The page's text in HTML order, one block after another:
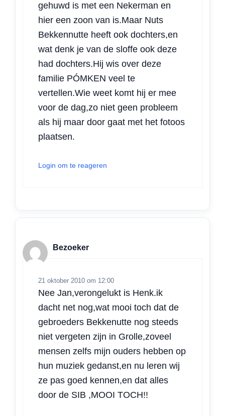
gehuwd is met een Nekerman en
hier een zoon van is.Maar Nuts
Bekkennutte heeft ook dochters,en
wat denk je van de sloffe ook deze
had dochters.Hij wis over deze
familie PÓMKEN veel te
vertellen.Wie weet komt hij er mee
voor de dag,zo niet geen probleem
als hij maar door gaat met het fotoos
plaatsen.
Login om te reageren
Bezoeker
21 oktober 2010 om 12:00
Nee Jan,verongelukt is Henk.ik
dacht net nog,wat mooi toch dat de
gebroeders Bekkenutte nog steeds
niet vergeten zijn in Grolle,zoveel
mensen zelfs mijn ouders hebben op
hun muziek gedanst,en nu leren wij
ze pas goed kennen,en dat alles
door de SIB ,MOOI TOCH!!